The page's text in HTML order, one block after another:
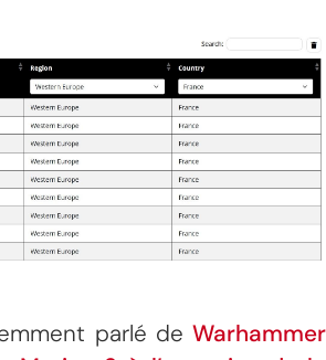
parlé de Warhammer